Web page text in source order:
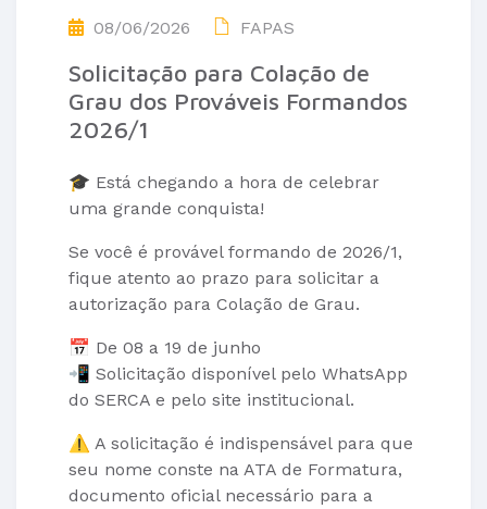
08/06/2026 FAPAS
Solicitação para Colação de
Grau dos Prováveis Formandos
2026/1
🎓 Está chegando a hora de celebrar
uma grande conquista!
Se você é provável formando de 2026/1,
fique atento ao prazo para solicitar a
autorização para Colação de Grau.
📅 De 08 a 19 de junho
📲 Solicitação disponível pelo WhatsApp
do SERCA e pelo site institucional.
⚠️ A solicitação é indispensável para que
seu nome conste na ATA de Formatura,
documento oficial necessário para a